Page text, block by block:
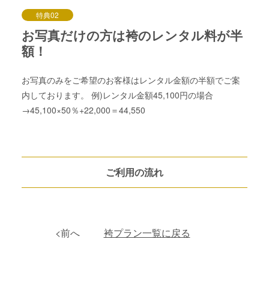
特典02
お写真だけの方は袴のレンタル料が半
額！
お写真のみをご希望のお客様はレンタル金額の半額でご案
内しております。 例)レンタル金額45,100円の場合
→45,100×50％+22,000＝44,550
ご利用の流れ
<前へ 袴プラン一覧に戻る